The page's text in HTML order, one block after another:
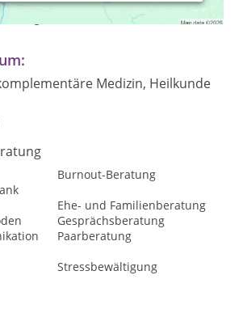
Medizin, Heilkunde
Burnout-Beratung
Ehe- und Familienberatung
Gesprächsberatung
Paarberatung
Stressbewältigung